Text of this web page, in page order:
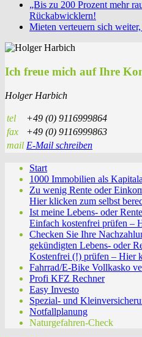
„Bis zu 200 Prozent mehr
Rückabwicklern!
Mieten verteuern sich
Ich freue mich auf Ihre
Holger Harbich
tel
+49 (0) 9116999864
fax
+49 (0) 9116999863
mail E-Mail schreiben
Start
1000 Immobilien als
Zu wenig Rente oder
Hier klicken zum selbst
Ist meine Lebens- oder
Einfach kostenfrei prüfen –
Checken Sie Ihre
gekündigten Lebens- oder
Kostenfrei (!) prüfen – Hier
Fahrrad/E-Bike Vollkasko
Profi KFZ Rechner
Easy Investo
Spezial- und
Notfallplanung
Naturgefahren-Check